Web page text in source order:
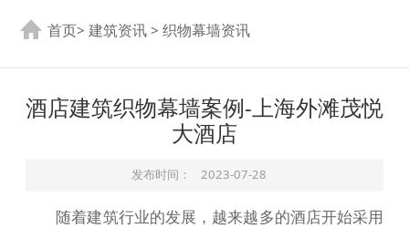
首页>建筑资讯>织物幕墙资讯
酒店建筑织物幕墙案例-上海外滩茂悦
大酒店
发布时间： 2023-07-28
随着建筑行业的发展，越来越多的酒店开始采用